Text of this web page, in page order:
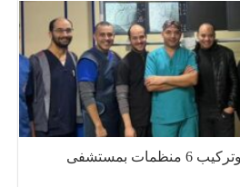
إجراء 74 قسطرة قلبية وتركيب 6 منظمات بمستشفى